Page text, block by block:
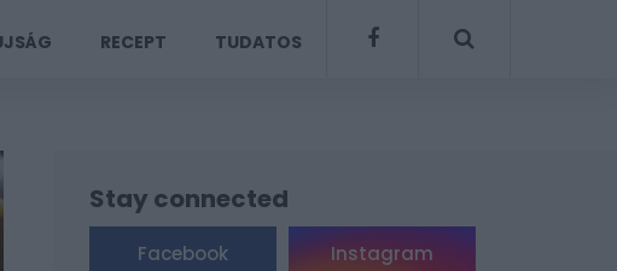
RECEPT TUDATOS
Stay connected
Facebook Instagram